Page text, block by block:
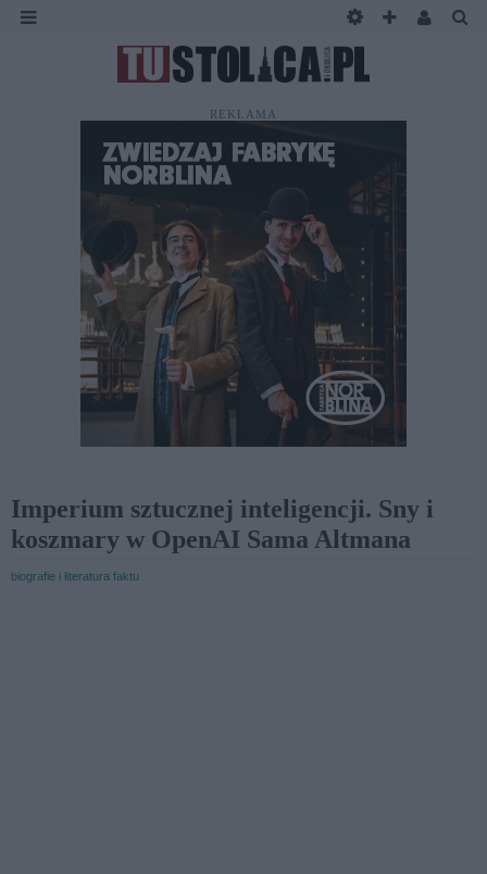
REKLAMA
Imperium sztucznej inteligencji. Sny i
koszmary w OpenAI Sama Altmana
biografie i literatura faktu